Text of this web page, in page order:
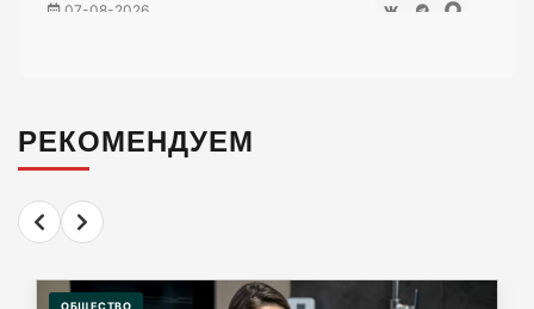
07-08-2026
07-08-2026
«Мираторг» загадил окрестности
Люблинского водохранилища тухлой
курятиной.
РЕКОМЕНДУЕМ
ОБЩЕСТВО